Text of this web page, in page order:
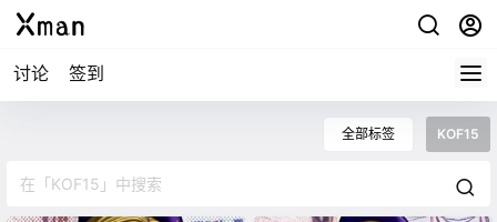
讨论 签到
全部标签 KOF15